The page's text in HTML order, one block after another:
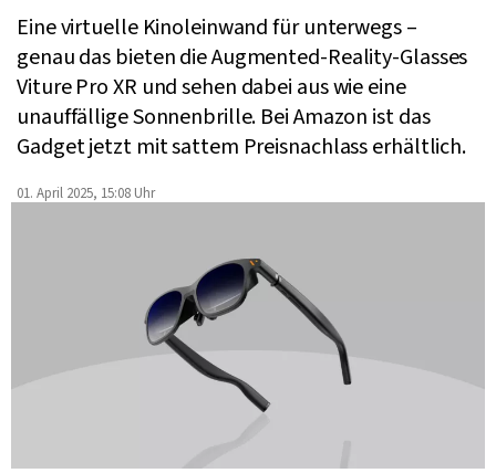
Eine virtuelle Kinoleinwand für unterwegs –
genau das bieten die Augmented-Reality-Glasses
Viture Pro XR und sehen dabei aus wie eine
unauffällige Sonnenbrille. Bei Amazon ist das
Gadget jetzt mit sattem Preisnachlass erhältlich.
01. April 2025, 15:08 Uhr